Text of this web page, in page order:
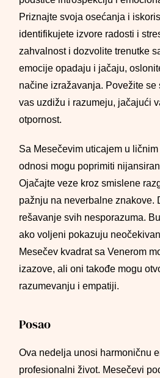
Priznajte svoja osećanja i
identifikujete izvore radosti i
zahvalnost i dozvolite trenutke
emocije opadaju i jačaju,
načine izražavanja. Povežite
vas uzdižu i razumeju, jačajući
otpornost.
Sa Mesečevim uticajem u
odnosi mogu poprimiti
Ojačajte veze kroz smislene
pažnju na neverbalne znakove.
rešavanje svih nesporazuma.
ako voljeni pokazuju
Mesečev kvadrat sa Venerom
izazove, ali oni takođe mogu
razumevanju i empatiji.
Posao
Ova nedelja unosi harmoničnu
profesionalni život. Mesečevi